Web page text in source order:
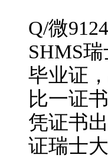
Q/微
SHMS
毕业证
比一证
凭证书
证瑞士